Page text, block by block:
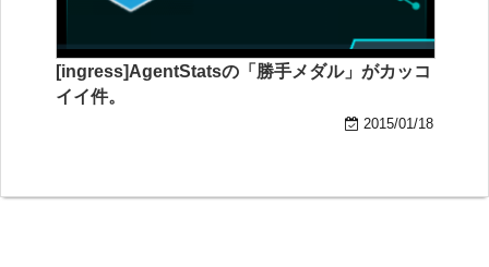
[ingress]AgentStatsの「勝手メダル」がカッコ
イイ件。
2015/01/18